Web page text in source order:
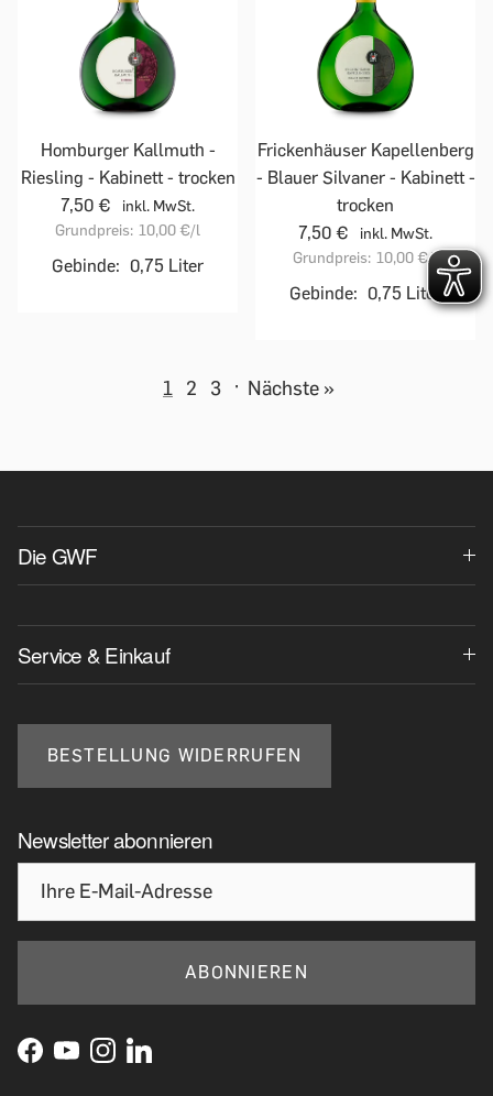
Homburger Kallmuth -
Riesling - Kabinett - trocken
7,50 €
inkl. MwSt.
Grundpreis: 10,00 €/l
Gebinde: 0,75 Liter
Frickenhäuser Kapellenberg
- Blauer Silvaner - Kabinett -
trocken
7,50 €
inkl. MwSt.
Grundpreis: 10,00 €/l
Gebinde: 0,75 Liter
1 2 3 · Nächste »
Die GWF
Service & Einkauf
BESTELLUNG WIDERRUFEN
Newsletter abonnieren
ABONNIEREN